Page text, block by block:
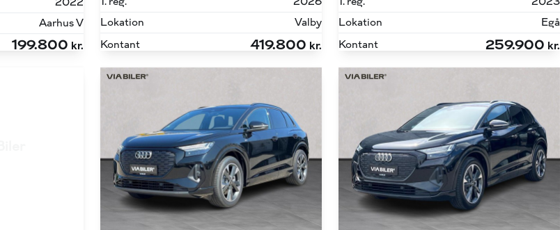
Aarhus V
199.800 kr.
Lokation
Valby
Kontant
419.800 kr.
Lokation
Egå
Kontant
259.900 kr.